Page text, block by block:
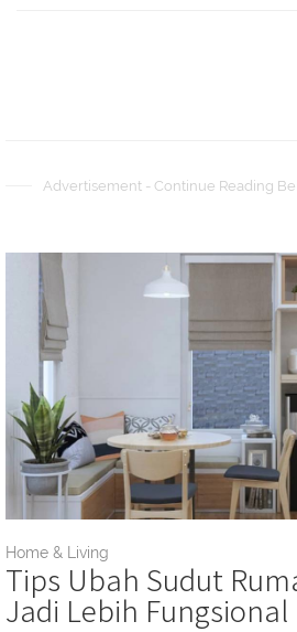
Advertisement - Continue Reading
Home & Living
Tips Ubah Sudut
Jadi Lebih Fungsional